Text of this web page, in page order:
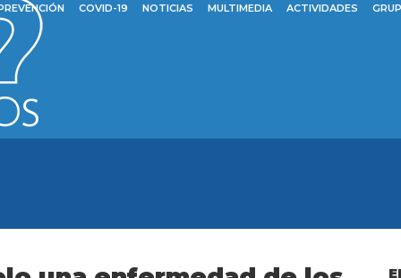
COVID-19 NOTICIAS MULTIMEDIA ACTIVIDADES